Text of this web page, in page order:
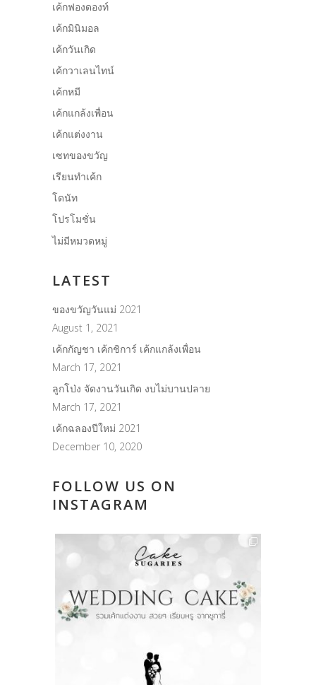
เค้กฟองดองท์
เค้กมินิมอล
เค้กวันเกิด
เค้กวาเลนไทน์
เค้กหมี
เค้กแกล้งเพื่อน
เค้กแต่งงาน
เซทของขวัญ
เรียนทำเค้ก
โดนัท
โปรโมชั่น
ไม่มีหมวดหมู่
LATEST
ของขวัญวันแม่ 2021
August 1, 2021
เค้กกัญชา เค้กชิการ์ เค้กแกล้งเพื่อน
March 17, 2021
ลูกโป่ง จัดงานวันเกิด งบไม่บานปลาย
March 17, 2021
เค้กฉลองปีใหม่ 2021
December 10, 2020
FOLLOW US ON
INSTAGRAM